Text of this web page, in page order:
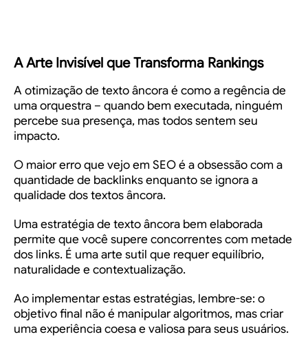
A Arte Invisível que Transforma Rankings
A otimização de texto âncora é como a regência de
uma orquestra – quando bem executada, ninguém
percebe sua presença, mas todos sentem seu
impacto.
O maior erro que vejo em SEO é a obsessão com a
quantidade de backlinks enquanto se ignora a
qualidade dos textos âncora.
Uma estratégia de texto âncora bem elaborada
permite que você supere concorrentes com metade
dos links. É uma arte sutil que requer equilíbrio,
naturalidade e contextualização.
Ao implementar estas estratégias, lembre-se: o
objetivo final não é manipular algoritmos, mas criar
uma experiência coesa e valiosa para seus usuários.